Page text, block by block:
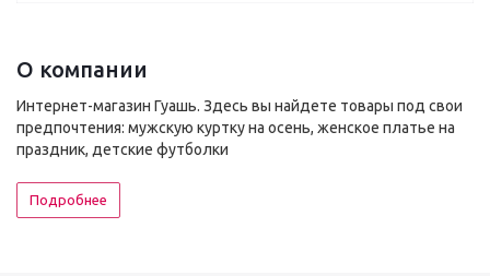
О компании
Интернет-магазин Гуашь. Здесь вы найдете товары под свои
предпочтения: мужскую куртку на осень, женское платье на
праздник, детские футболки
Подробнее